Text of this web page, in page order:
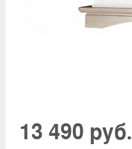
13 490 руб.